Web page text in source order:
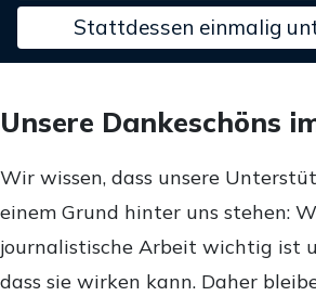
Stattdessen einmalig
Unsere Dankeschöns
Wir wissen, dass unsere
einem Grund hinter uns stehen:
journalistische Arbeit wichtig ist
dass sie wirken kann. Daher